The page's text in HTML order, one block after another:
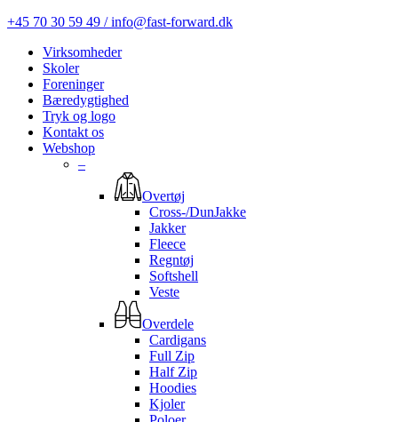
+45 70 30 59 49 / info@fast-forward.dk
Virksomheder
Skoler
Foreninger
Bæredygtighed
Tryk og logo
Kontakt os
Webshop
–
Overtøj
Cross-/DunJakke
Jakker
Fleece
Regntøj
Softshell
Veste
Overdele
Cardigans
Full Zip
Half Zip
Hoodies
Kjoler